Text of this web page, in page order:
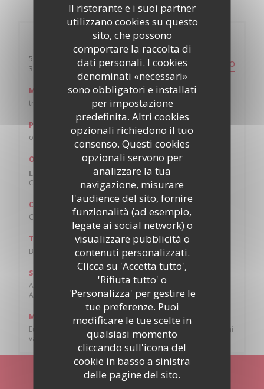
Il ristorante e i suoi partner
utilizzano cookies su questo
sito, che possono
comportare la raccolta di
dati personali. I cookies
denominati «necessari»
sono obbligatori e installati
per impostazione
predefinita. Altri cookies
opzionali richiedono il tuo
consenso. Questi cookies
opzionali servono per
analizzare la tua
navigazione, misurare
l'audience del sito, fornire
funzionalità (ad esempio,
legate ai social network) o
visualizzare pubblicità o
contenuti personalizzati.
Clicca su 'Accetta tutto',
'Rifiuta tutto' o
'Personalizza' per gestire le
tue preferenze. Puoi
modificare le tue scelte in
qualsiasi momento
cliccando sull'icona del
cookie in basso a sinistra
delle pagine del sito.
Informazioni pratiche
5 place Lavalette
38000 Grenoble((apre una nuova finestra)) PERCORSO
Metro
tram B arret notre dame
Parcheggio
oui
Orari
Lun
Chiuso
Cucina
Cucina del mondo, Tradizionale francese
Tipologia
Bar Brasserie Restaurant
Servizi
Aria condizionata - Aria condizionata, Menù per bambini,
Ascensore, Accesso disabili, Connessione wifi, Terrazzo
Metodo di pagamento
Eurocard / Mastercard, Titoli Restaurant, Contanti, Visa, Buoni
vacanza, American Express, Bancomat
Rimani informato